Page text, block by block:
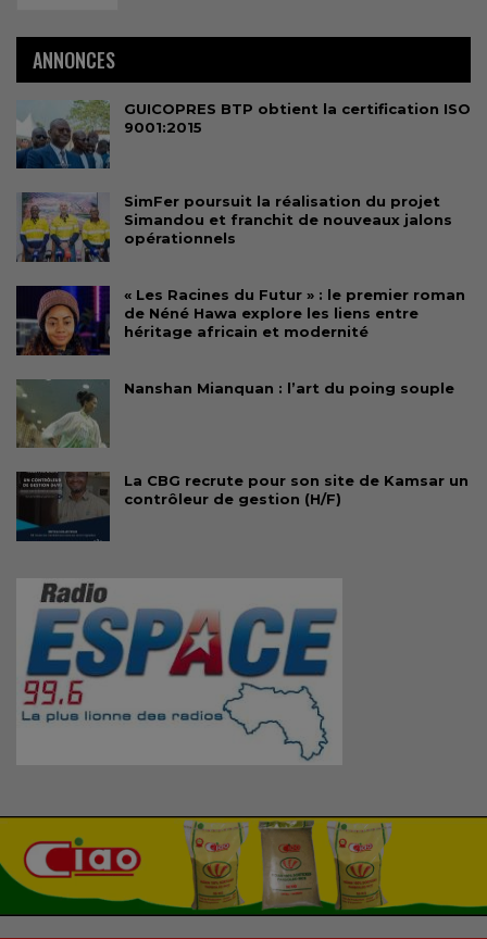
ANNONCES
GUICOPRES BTP obtient la certification ISO
9001:2015
SimFer poursuit la réalisation du projet
Simandou et franchit de nouveaux jalons
opérationnels
« Les Racines du Futur » : le premier roman
de Néné Hawa explore les liens entre
héritage africain et modernité
Nanshan Mianquan : l’art du poing souple
La CBG recrute pour son site de Kamsar un
contrôleur de gestion (H/F)